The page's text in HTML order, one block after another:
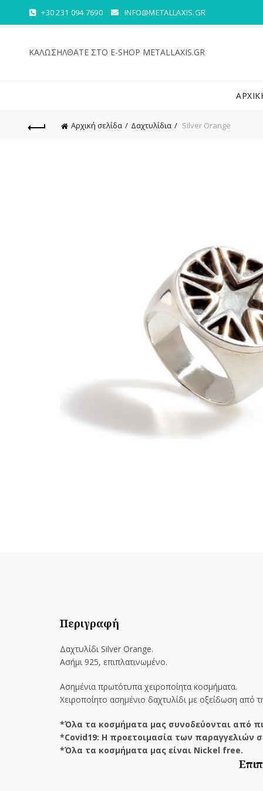
+30 231 094 7690 INFO@METALLAXIS.GR
ΚΑΛΩΣΗΛΘΑΤΕ ΣΤΟ E-SHOP METALLAXIS.GR
Αρχική σελίδα Δαχτυλίδια Silver Orange
Περιγραφή
Δαχτυλίδι Silver Orange.
Ασήμι 925, επιπλατινωμένο.
Ασημένια πρωτότυπα χειροποίητα κοσμήματα.
Χειροποίητο ασημένιο δαχτυλίδι με οξείδωση από
*Όλα τα κοσμήματα μας συνοδεύονται από
*Covid19: Η προετοιμασία των παραγγελιών
*Όλα τα κοσμήματα μας είναι Nickel free.